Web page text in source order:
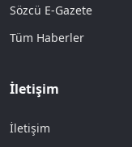
Sözcü E-Gazete
Tüm Haberler
İletişim
İletişim